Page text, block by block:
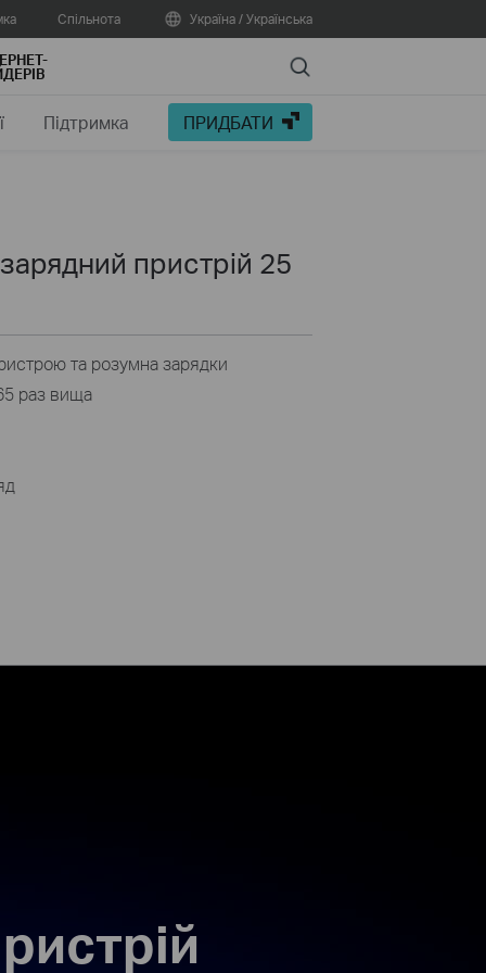
Спільнота Україна / Українська
Search
Підтримка ПРИДБАТИ
пристрій 25
та розумна зарядки
раз вища